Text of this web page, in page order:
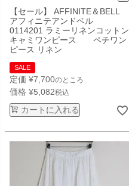
【セール】 AFFINITE＆BELL
アフィニテアンドベル
0114201 ラミーリネンコットン
キャミワンピース ペチワン
ピース リネン
SALE
定価 ¥7,700のところ
価格 ¥5,082税込
カートに入れる